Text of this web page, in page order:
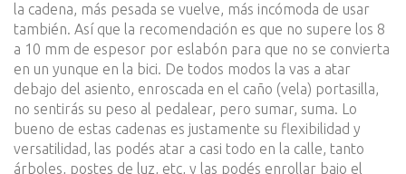
la cadena, más pesada se vuelve, más incómoda de usar
también. Así que la recomendación es que no supere los 8
a 10 mm de espesor por eslabón para que no se convierta
en un yunque en la bici. De todos modos la vas a atar
debajo del asiento, enroscada en el caño (vela) portasilla,
no sentirás su peso al pedalear, pero sumar, suma. Lo
bueno de estas cadenas es justamente su flexibilidad y
versatilidad, las podés atar a casi todo en la calle, tanto
árboles, postes de luz, etc, y las podés enrollar bajo el